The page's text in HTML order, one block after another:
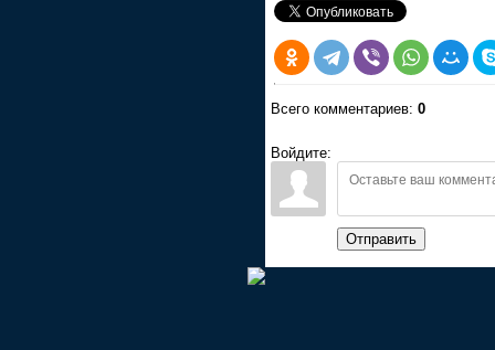
Всего комментариев: 0
Войдите:
Отправить